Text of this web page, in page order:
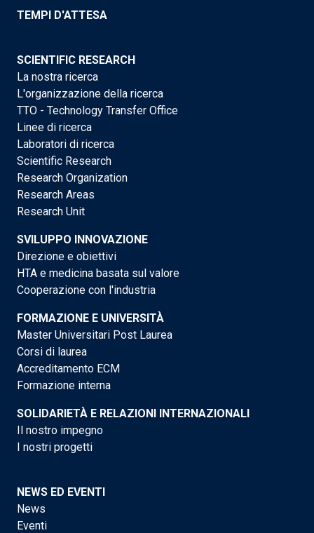
TEMPI D'ATTESA
SCIENTIFIC RESEARCH
La nostra ricerca
L'organizzazione della ricerca
TTO - Technology Transfer Office
Linee di ricerca
Laboratori di ricerca
Scientific Research
Research Organization
Research Areas
Research Unit
SVILUPPO INNOVAZIONE
Direzione e obiettivi
HTA e medicina basata sul valore
Cooperazione con l'industria
FORMAZIONE E UNIVERSITÀ
Master Universitari Post Laurea
Corsi di laurea
Accreditamento ECM
Formazione interna
SOLIDARIETÀ E RELAZIONI INTERNAZIONALI
Il nostro impegno
I nostri progetti
NEWS ED EVENTI
News
Eventi